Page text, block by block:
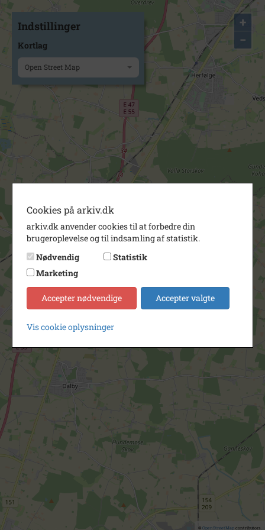
+
−
© OpenStreetMapcontributors.
Indstillinger
Kortlag
Open Street Map
Cookies på arkiv.dk
arkiv.dk anvender cookies til at forbedre din
brugeroplevelse og til indsamling af statistik.
Nødvendig
Statistik
Marketing
Accepter nødvendige Accepter valgte
Vis cookie oplysninger